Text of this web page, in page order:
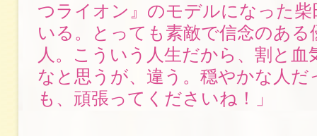
つライオン』のモデルになった柴
いる。とっても素敵で信念のある
人。こういう人生だから、割と血
なと思うが、違う。穏やかな人だ
も、頑張ってくださいね！」